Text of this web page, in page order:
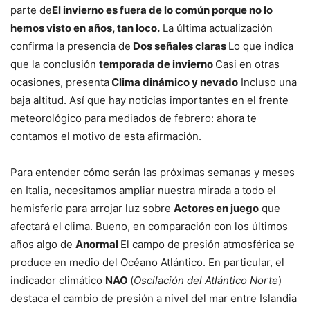
parte deEl invierno es fuera de lo común porque no lo
hemos visto en años, tan loco. La última actualización
confirma la presencia de Dos señales claras Lo que indica
que la conclusión temporada de invierno Casi en otras
ocasiones, presentaClima dinámico y nevado Incluso una
baja altitud. Así que hay noticias importantes en el frente
meteorológico para mediados de febrero: ahora te
contamos el motivo de esta afirmación.
Para entender cómo serán las próximas semanas y meses
en Italia, necesitamos ampliar nuestra mirada a todo el
hemisferio para arrojar luz sobre Actores en juego que
afectará el clima. Bueno, en comparación con los últimos
años algo de Anormal El campo de presión atmosférica se
produce en medio del Océano Atlántico. En particular, el
indicador climático NAO (Oscilación del Atlántico Norte)
destaca el cambio de presión a nivel del mar entre Islandia